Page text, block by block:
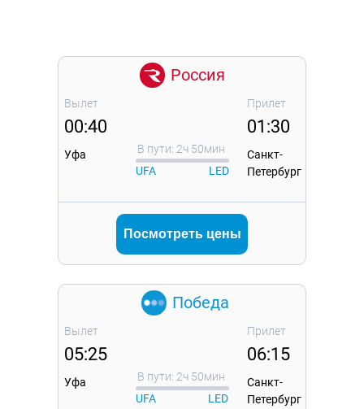
Посмотреть цены
Вылет Прилет
UFA LED
В пути: 2ч 50мин
00:40 01:30
Уфа
Санкт-
Петербург
Россия
Вылет Прилет
UFA LED
В пути: 2ч 50мин
05:25 06:15
Уфа
Санкт-
Петербург
Победа